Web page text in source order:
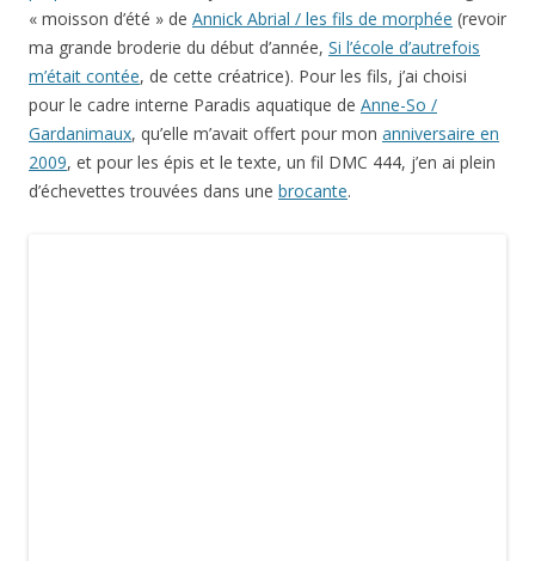
« moisson d’été » de Annick Abrial / les fils de morphée (revoir
ma grande broderie du début d’année, Si l’école d’autrefois
m’était contée, de cette créatrice). Pour les fils, j’ai choisi
pour le cadre interne Paradis aquatique de Anne-So /
Gardanimaux, qu’elle m’avait offert pour mon anniversaire en
2009, et pour les épis et le texte, un fil DMC 444, j’en ai plein
d’échevettes trouvées dans une brocante.